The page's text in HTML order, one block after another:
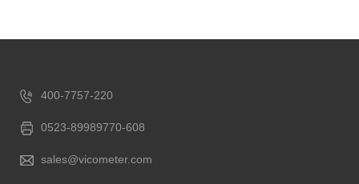
400-7757-220
0523-89989770-608
sales@vicometer.com